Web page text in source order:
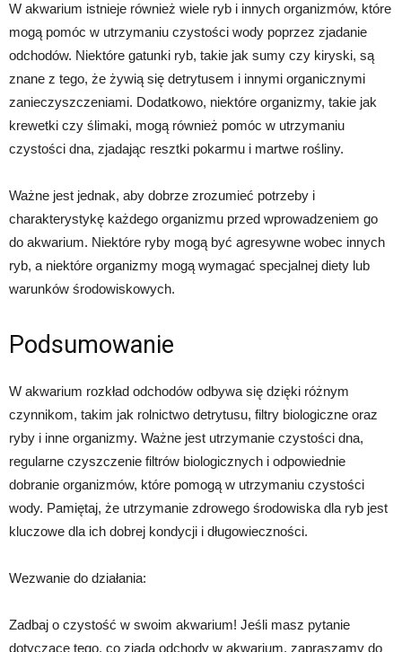
W akwarium istnieje również wiele ryb i innych organizmów, które
mogą pomóc w utrzymaniu czystości wody poprzez zjadanie
odchodów. Niektóre gatunki ryb, takie jak sumy czy kiryski, są
znane z tego, że żywią się detrytusem i innymi organicznymi
zanieczyszczeniami. Dodatkowo, niektóre organizmy, takie jak
krewetki czy ślimaki, mogą również pomóc w utrzymaniu
czystości dna, zjadając resztki pokarmu i martwe rośliny.
Ważne jest jednak, aby dobrze zrozumieć potrzeby i
charakterystykę każdego organizmu przed wprowadzeniem go
do akwarium. Niektóre ryby mogą być agresywne wobec innych
ryb, a niektóre organizmy mogą wymagać specjalnej diety lub
warunków środowiskowych.
Podsumowanie
W akwarium rozkład odchodów odbywa się dzięki różnym
czynnikom, takim jak rolnictwo detrytusu, filtry biologiczne oraz
ryby i inne organizmy. Ważne jest utrzymanie czystości dna,
regularne czyszczenie filtrów biologicznych i odpowiednie
dobranie organizmów, które pomogą w utrzymaniu czystości
wody. Pamiętaj, że utrzymanie zdrowego środowiska dla ryb jest
kluczowe dla ich dobrej kondycji i długowieczności.
Wezwanie do działania:
Zadbaj o czystość w swoim akwarium! Jeśli masz pytanie
dotyczące tego, co zjada odchody w akwarium, zapraszamy do